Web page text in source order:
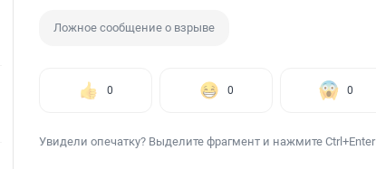
Ложное сообщение о взрыве
0 0 0
Увидели опечатку? Выделите фрагмент и нажмите Ctrl+Enter